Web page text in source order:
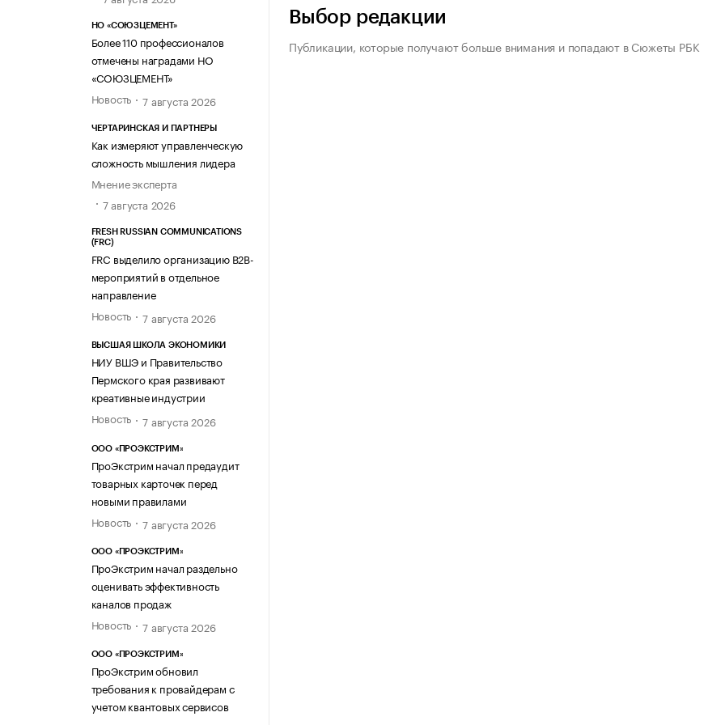
НО «СОЮЗЦЕМЕНТ»
Более 110 профессионалов
отмечены наградами НО
«СОЮЗЦЕМЕНТ»
Новость
7 августа 2026
ЧЕРТАРИНСКАЯ И ПАРТНЕРЫ
Как измеряют управленческую
сложность мышления лидера
Мнение эксперта
7 августа 2026
FRESH RUSSIAN COMMUNICATIONS
(FRC)
FRC выделило организацию B2B-
мероприятий в отдельное
направление
Новость
7 августа 2026
ВЫСШАЯ ШКОЛА ЭКОНОМИКИ
НИУ ВШЭ и Правительство
Пермского края развивают
креативные индустрии
Новость
7 августа 2026
ООО «ПРОЭКСТРИМ»
ПроЭкстрим начал предаудит
товарных карточек перед
новыми правилами
Новость
7 августа 2026
ООО «ПРОЭКСТРИМ»
ПроЭкстрим начал раздельно
оценивать эффективность
каналов продаж
Новость
7 августа 2026
ООО «ПРОЭКСТРИМ»
ПроЭкстрим обновил
требования к провайдерам с
учетом квантовых сервисов
Выбор редакции
Публикации, которые получают больше внимания и попадают в Сюжеты РБК